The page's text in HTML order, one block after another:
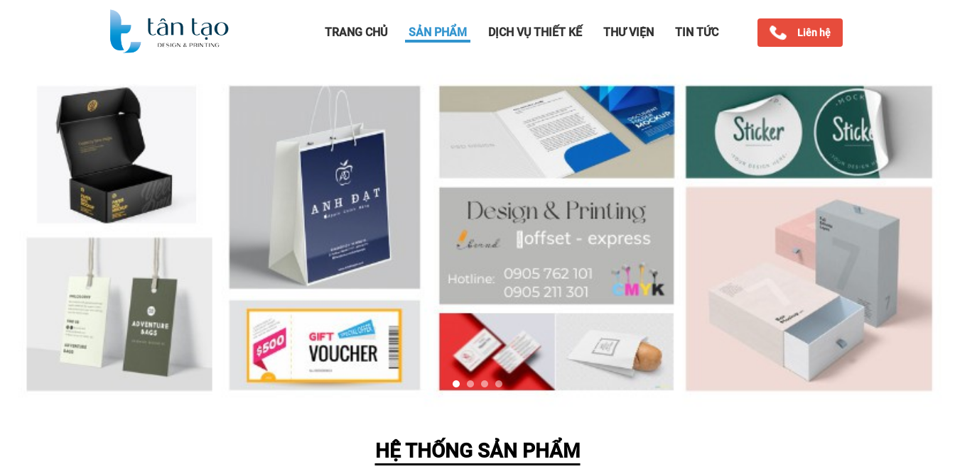
TRANG CHỦ SẢN PHẨM DỊCH VỤ THIẾT KẾ THƯ VIỆN TIN TỨC Liên hệ
HỆ THỐNG SẢN PHẨM